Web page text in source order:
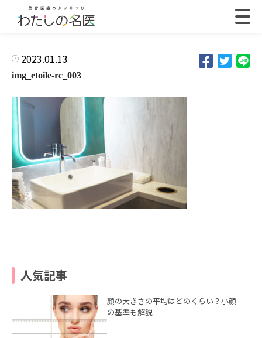
2023.01.13
img_etoile-rc_003
人気記事
顔の大きさの平均はどのくらい？小顔
の基準も解説